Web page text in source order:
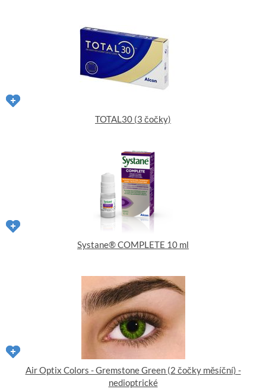
TOTAL30 (3 čočky)
Systane® COMPLETE 10 ml
Air Optix Colors - Gremstone Green (2 čočky měsíční) -
nedioptrické